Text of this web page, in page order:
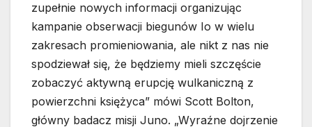
zupełnie nowych informacji organizując
kampanie obserwacji biegunów Io w wielu
zakresach promieniowania, ale nikt z nas nie
spodziewał się, że będziemy mieli szczęście
zobaczyć aktywną erupcję wulkaniczną z
powierzchni księżyca” mówi Scott Bolton,
główny badacz misji Juno. „Wyraźne dojrzenie